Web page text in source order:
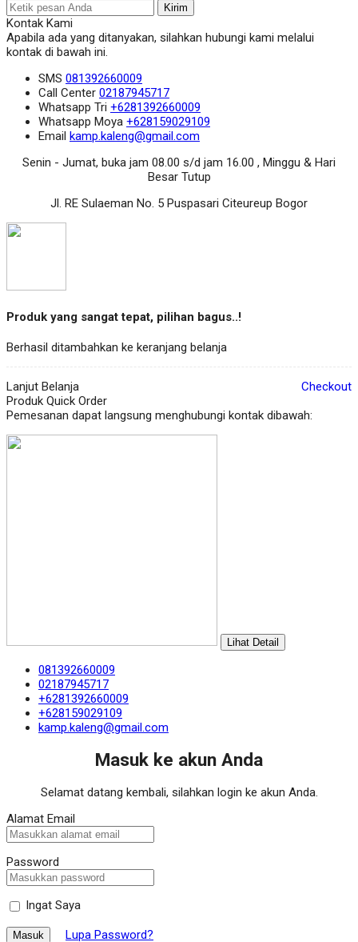
Kirim
Kontak Kami
Apabila ada yang ditanyakan, silahkan hubungi kami melalui
kontak di bawah ini.
SMS 081392660009
Call Center 02187945717
Whatsapp Tri +6281392660009
Whatsapp Moya +628159029109
Email kamp.kaleng@gmail.com
Senin - Jumat, buka jam 08.00 s/d jam 16.00 , Minggu & Hari
Besar Tutup
Jl. RE Sulaeman No. 5 Puspasari Citeureup Bogor
Produk yang sangat tepat, pilihan bagus..!
Berhasil ditambahkan ke keranjang belanja
Lanjut Belanja
Checkout
Produk Quick Order
Pemesanan dapat langsung menghubungi kontak dibawah:
Lihat Detail
081392660009
02187945717
+6281392660009
+628159029109
kamp.kaleng@gmail.com
Masuk ke akun Anda
Selamat datang kembali, silahkan login ke akun Anda.
Alamat Email
Password
Ingat Saya
Masuk Lupa Password?